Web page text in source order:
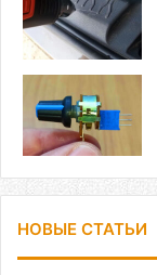
НОВЫЕ СТАТЬИ